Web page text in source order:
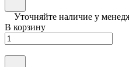
Уточняйте наличие у
В корзину